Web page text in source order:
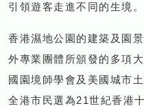
引領遊客走進不同的生境。
香港濕地公園的建築及園
外專業團體所頒發的多項
國園境師學會及美國城市
全港市民選為21世紀香港